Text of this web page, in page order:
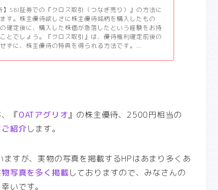
SBI証券での『クロス取引（つなぎ売り）』の方法に
す。株主優待欲しさに株主優待銘柄を購入したもの
確定後に、購入した株価が急落したという経験をお持
とでしょう。『クロス取引』は、優待権利確定前後の
ずに、株主優待の特典を得られる方法です。...
『OATアグリオ』の株主優待、2500円相当の
紹介します。
すが、実物の写真を掲載するHPはあまり多くあ
写真を多く掲載しておりますので、みなさんの
いです。